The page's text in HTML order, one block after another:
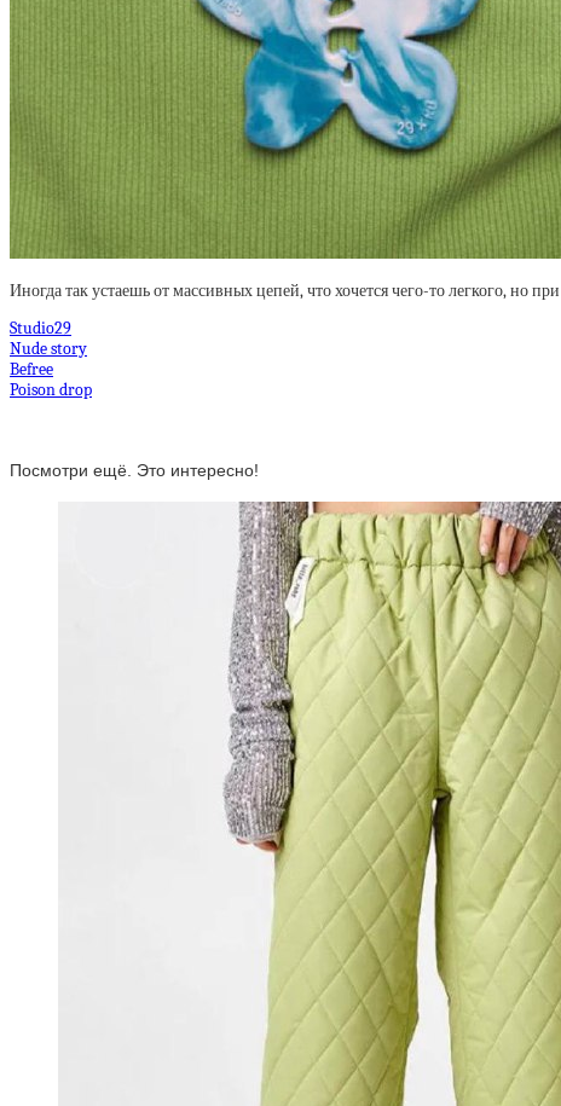
Иногда так устаешь от массивных цепей, что хочется чего-то легкого, но
Studio29
Nude story
Befree
Poison drop
Посмотри ещё. Это интересно!